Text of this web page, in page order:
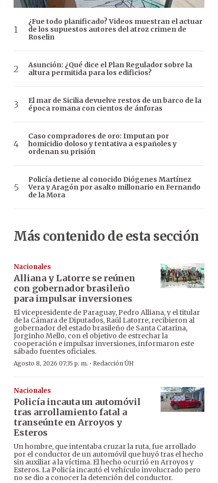
¿Fue todo planificado? Videos muestran el actuar
de los supuestos autores del atroz crimen de
Roselin
Asunción: ¿Qué dice el Plan Regulador sobre la
altura permitida para los edificios?
El mar de Sicilia devuelve restos de un barco de la
época romana con cientos de ánforas
Caso compradores de oro: Imputan por
homicidio doloso y tentativa a españoles y
ordenan su prisión
Policía detiene al conocido Diógenes Martínez
Vera y Aragón por asalto millonario en Fernando
de la Mora
Más contenido de esta sección
Nacionales
Alliana y Latorre se reúnen
con gobernador brasileño
para impulsar inversiones
El vicepresidente de Paraguay, Pedro Alliana, y el titular
de la Cámara de Diputados, Raúl Latorre, recibieron al
gobernador del estado brasileño de Santa Catarina,
Jorginho Mello, con el objetivo de estrechar la
cooperación e impulsar inversiones, informaron este
sábado fuentes oficiales.
Agosto 8, 2026 07:35 p. m. · Redacción ÚH
Nacionales
Policía incauta un automóvil
tras arrollamiento fatal a
transeúnte en Arroyos y
Esteros
Un hombre, que intentaba cruzar la ruta, fue arrollado
por el conductor de un automóvil que huyó tras el hecho
sin auxiliar a la víctima. El hecho ocurrió en Arroyos y
Esteros. La Policía incautó el vehículo involucrado pero
no se dio a conocer la detención del conductor.